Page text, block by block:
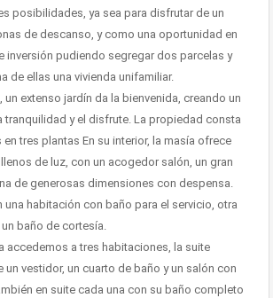
posibilidades, ya sea para disfrutar de un
de descanso, y como una oportunidad en
inversión pudiendo segregar dos parcelas y
de ellas una vivienda unifamiliar.
un extenso jardín da la bienvenida, creando un
tranquilidad y el disfrute. La propiedad consta
tres plantas En su interior, la masía ofrece
de luz, con un acogedor salón, un gran
de generosas dimensiones con despensa.
una habitación con baño para el servicio, otra
baño de cortesía.
accedemos a tres habitaciones, la suite
vestidor, un cuarto de baño y un salón con
en suite cada una con su baño completo